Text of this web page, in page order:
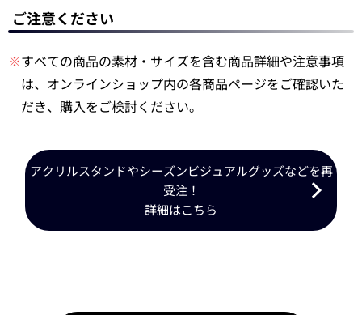
ご注意ください
※すべての商品の素材・サイズを含む商品詳細や注意事項
は、オンラインショップ内の各商品ページをご確認いた
だき、購入をご検討ください。
アクリルスタンドやシーズンビジュアルグッズなどを再
受注！
詳細はこちら